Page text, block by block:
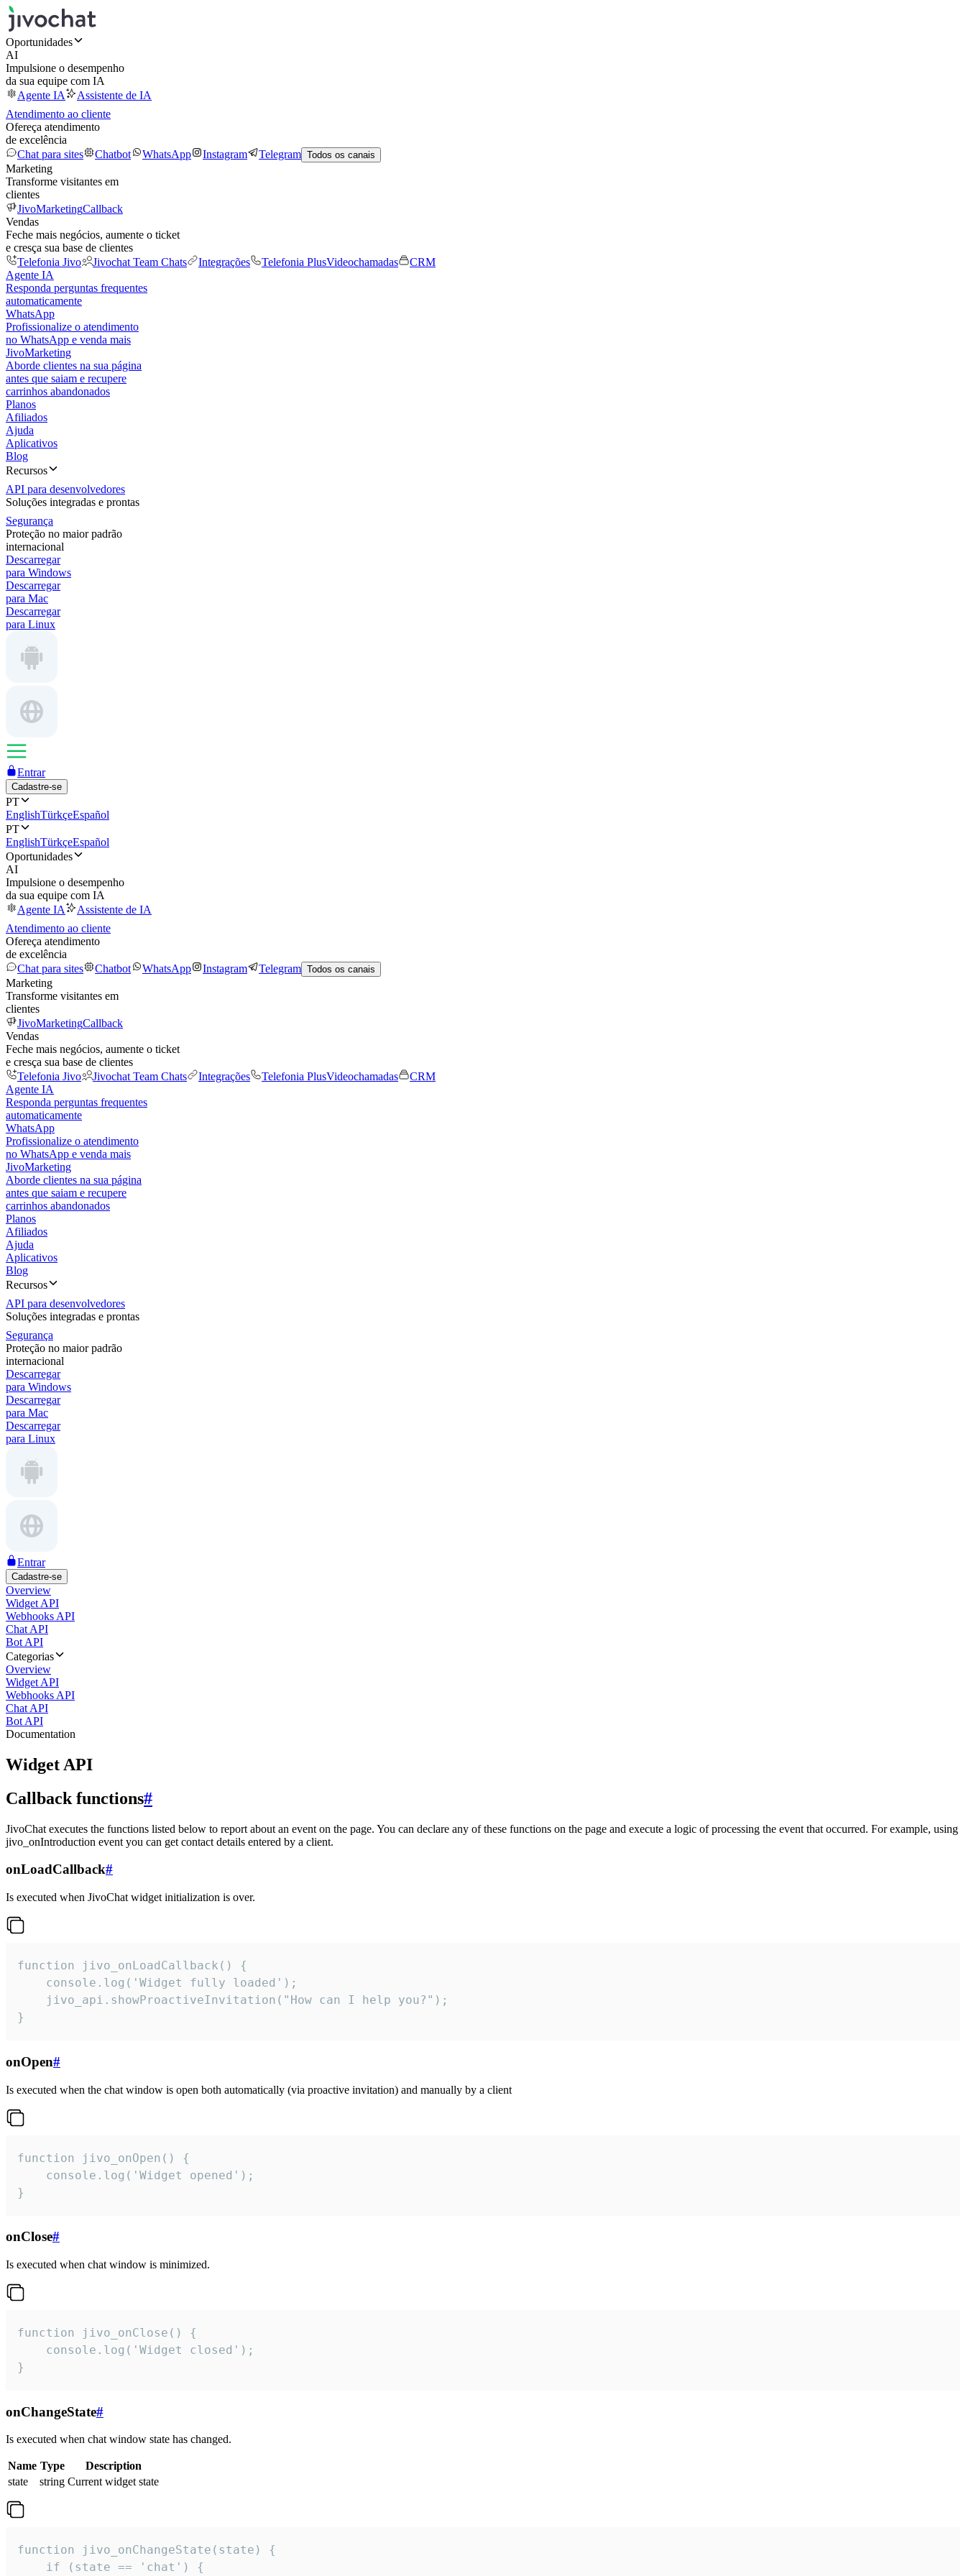
Oportunidades
AI
Impulsione o desempenho
da sua equipe com IA
Agente IA
Assistente de IA
Atendimento ao cliente
Ofereça atendimento
de excelência
Chat para sites
Chatbot WhatsApp Instagram Telegram Todos os canais
Marketing
Transforme visitantes em
clientes
JivoMarketingCallback
Vendas
Feche mais negócios, aumente o ticket
e cresça sua base de clientes
Telefonia Jivo
Jivochat Team Chats Integrações Telefonia PlusVideochamadas
CRM
Agente IA
Responda perguntas frequentes
automaticamente
WhatsApp
Profissionalize o atendimento
no WhatsApp e venda mais
JivoMarketing
Aborde clientes na sua página
antes que saiam e recupere
carrinhos abandonados
Planos
Afiliados
Ajuda
Aplicativos
Blog
Recursos
API para desenvolvedores
Soluções integradas e prontas
Segurança
Proteção no maior padrão
internacional
Descarregar
para Windows
Descarregar
para Mac
Descarregar
para Linux
Entrar
Cadastre-se
PT
EnglishTürkçeEspañol
PT
EnglishTürkçeEspañol
Oportunidades
AI
Impulsione o desempenho
da sua equipe com IA
Agente IA
Assistente de IA
Atendimento ao cliente
Ofereça atendimento
de excelência
Chat para sites
Chatbot WhatsApp Instagram Telegram Todos os canais
Marketing
Transforme visitantes em
clientes
JivoMarketingCallback
Vendas
Feche mais negócios, aumente o ticket
e cresça sua base de clientes
Telefonia Jivo
Jivochat Team Chats Integrações Telefonia PlusVideochamadas
CRM
Agente IA
Responda perguntas frequentes
automaticamente
WhatsApp
Profissionalize o atendimento
no WhatsApp e venda mais
JivoMarketing
Aborde clientes na sua página
antes que saiam e recupere
carrinhos abandonados
Planos
Afiliados
Ajuda
Aplicativos
Blog
Recursos
API para desenvolvedores
Soluções integradas e prontas
Segurança
Proteção no maior padrão
internacional
Descarregar
para Windows
Descarregar
para Mac
Descarregar
para Linux
Entrar
Cadastre-se
Overview
Widget API
Webhooks API
Chat API
Bot API
Categorias
Overview
Widget API
Webhooks API
Chat API
Bot API
Documentation
Widget API
Callback functions#
JivoChat executes the functions listed below to report about an event on the page. You can declare any of these functions on the page and execute a logic of processing the event that occurred. For example, using
jivo_onIntroduction event you can get contact details entered by a client.
onLoadCallback#
Is executed when JivoChat widget initialization is over.
function jivo_onLoadCallback() {
    console.log('Widget fully loaded');
    jivo_api.showProactiveInvitation("How can I help you?");
}
onOpen#
Is executed when the chat window is open both automatically (via proactive invitation) and manually by a client
function jivo_onOpen() {
    console.log('Widget opened');
}
onClose#
Is executed when chat window is minimized.
function jivo_onClose() {
    console.log('Widget closed');
}
onChangeState#
Is executed when chat window state has changed.
Name Type
Description
state
string Current widget state
function jivo_onChangeState(state) {
    if (state == 'chat') {